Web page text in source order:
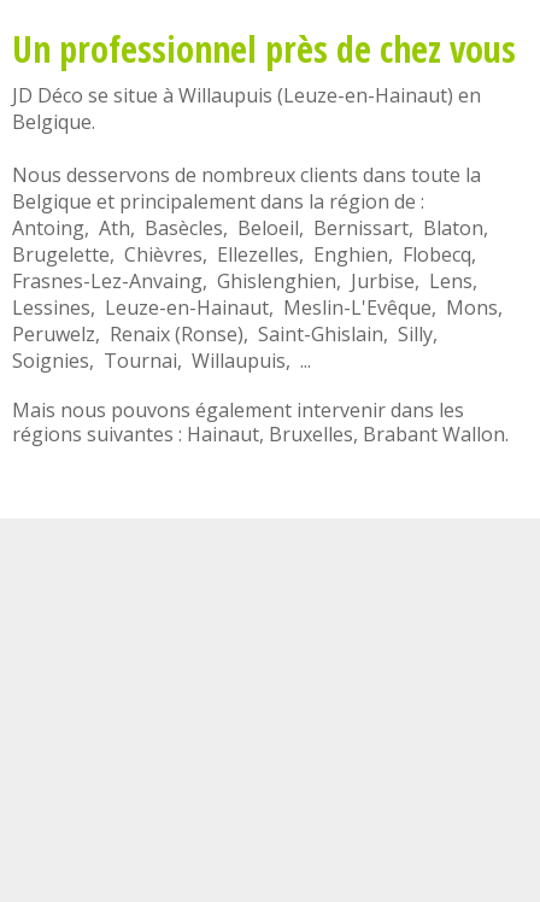
Un professionnel près de chez vous
JD Déco se situe à Willaupuis (Leuze-en-Hainaut) en
Belgique.
Nous desservons de nombreux clients dans toute la
Belgique et principalement dans la région de :
Antoing, Ath, Basècles, Beloeil, Bernissart, Blaton,
Brugelette, Chièvres, Ellezelles, Enghien, Flobecq,
Frasnes-Lez-Anvaing, Ghislenghien, Jurbise, Lens,
Lessines, Leuze-en-Hainaut, Meslin-L'Evêque, Mons,
Peruwelz, Renaix (Ronse), Saint-Ghislain, Silly,
Soignies, Tournai, Willaupuis, ...
Mais nous pouvons également intervenir dans les
régions suivantes : Hainaut, Bruxelles, Brabant Wallon.